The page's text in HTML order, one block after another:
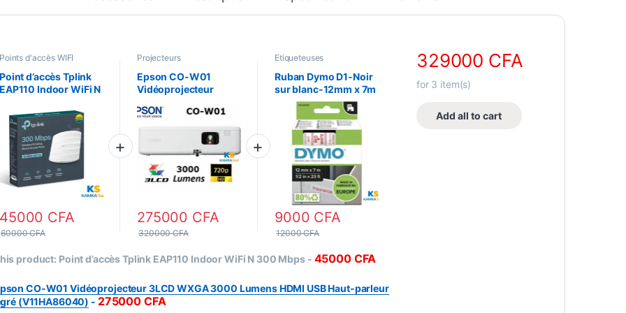
Points d'accès WIFI
Point d’accès Tplink
EAP110 Indoor WiFi N
45000 CFA
60000CFA
Projecteurs
Epson CO-W01
Vidéoprojecteur
Lumens HDMI USB
Haut-parleur intégré
(V11HA86040)
275000 CFA
320000CFA
Etiqueteuses
Ruban Dymo D1-Noir
sur blanc-12mm x 7m
Noir DYMO
9000 CFA
12000CFA
product: Point d’accès Tplink EAP110 Indoor WiFi N 300 Mbps- 45000 CFA
CO-W01 Vidéoprojecteur 3LCD WXGA 3000 Lumens HDMI USB Haut-parleur
(V11HA86040) - 275000 CFA
329000 CFA
for 3 item(s)
Add all to cart